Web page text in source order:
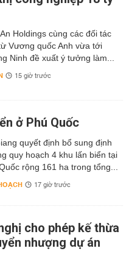
Holdings cùng các đối tác
Vương quốc Anh vừa tới
Ninh đề xuất ý tưởng làm...
15 giờ trước
ở Phú Quốc
quyết định bổ sung định
quy hoạch 4 khu lấn biển tại
rộng 161 ha trong tổng...
17 giờ trước
cho phép kế thừa
nhượng dự án